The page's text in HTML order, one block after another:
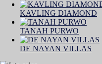
KAVLING DIAMOND
TANAH PURWO
DE NAYAN VILLAS